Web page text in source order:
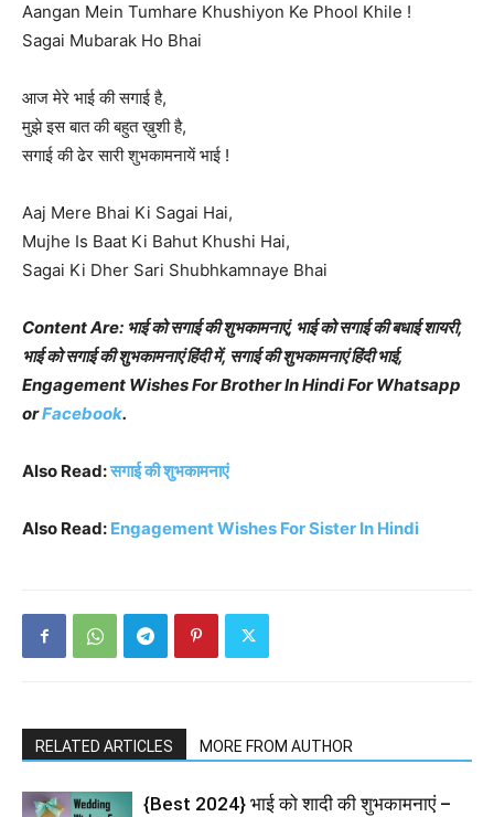
Aangan Mein Tumhare Khushiyon Ke Phool Khile !
Sagai Mubarak Ho Bhai
आज मेरे भाई की सगाई है,
मुझे इस बात की बहुत ख़ुशी है,
सगाई की ढेर सारी शुभकामनायें भाई !
Aaj Mere Bhai Ki Sagai Hai,
Mujhe Is Baat Ki Bahut Khushi Hai,
Sagai Ki Dher Sari Shubhkamnaye Bhai
Content Are: भाई को सगाई की शुभकामनाएं, भाई को सगाई की बधाई शायरी,
भाई को सगाई की शुभकामनाएं हिंदी में, सगाई की शुभकामनाएं हिंदी भाई,
Engagement Wishes For Brother In Hindi For Whatsapp
orFacebook.
Also Read:सगाई की शुभकामनाएं
Also Read: Engagement Wishes For Sister In Hindi
RELATED ARTICLES MORE FROM AUTHOR
{Best 2024} भाई को शादी की शुभकामनाएं –